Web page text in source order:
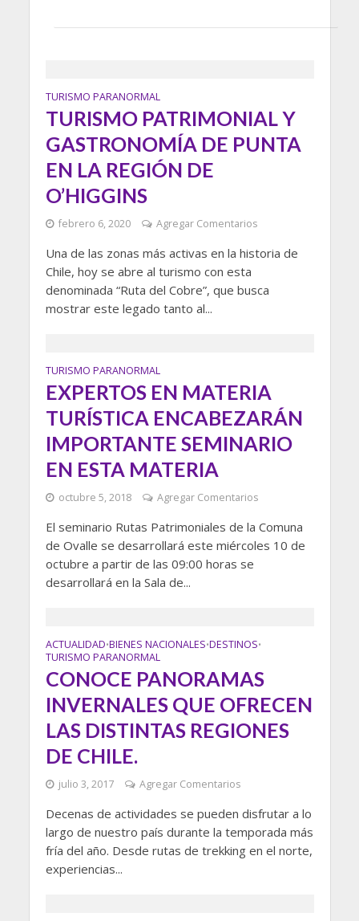
TURISMO PARANORMAL
TURISMO PATRIMONIAL Y
GASTRONOMÍA DE PUNTA
EN LA REGIÓN DE
O’HIGGINS
febrero 6, 2020 Agregar Comentarios
Una de las zonas más activas en la historia de
Chile, hoy se abre al turismo con esta
denominada “Ruta del Cobre”, que busca
mostrar este legado tanto al...
TURISMO PARANORMAL
EXPERTOS EN MATERIA
TURÍSTICA ENCABEZARÁN
IMPORTANTE SEMINARIO
EN ESTA MATERIA
octubre 5, 2018 Agregar Comentarios
El seminario Rutas Patrimoniales de la Comuna
de Ovalle se desarrollará este miércoles 10 de
octubre a partir de las 09:00 horas se
desarrollará en la Sala de...
ACTUALIDAD•BIENES NACIONALES•DESTINOS•
TURISMO PARANORMAL
CONOCE PANORAMAS
INVERNALES QUE OFRECEN
LAS DISTINTAS REGIONES
DE CHILE.
julio 3, 2017 Agregar Comentarios
Decenas de actividades se pueden disfrutar a lo
largo de nuestro país durante la temporada más
fría del año. Desde rutas de trekking en el norte,
experiencias...